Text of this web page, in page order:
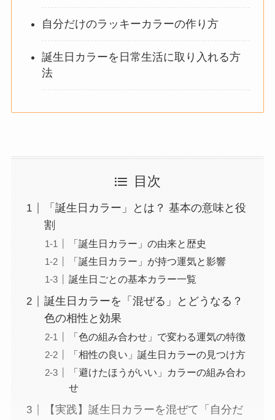
自分だけのラッキーカラーの作り方
誕生日カラーを日常生活に取り入れる方
法
目次
「誕生日カラー」とは？ 基本の意味と役
割
「誕生日カラー」の由来と歴史
「誕生日カラー」が持つ運気と影響
誕生日ごとの基本カラー一覧
誕生日カラーを「混ぜる」とどうなる？
色の相性と効果
「色の組み合わせ」で変わる運気の特徴
「相性の良い」誕生日カラーの見つけ方
「避けたほうがいい」カラーの組み合わ
せ
【実践】誕生日カラーを混ぜて「自分だ